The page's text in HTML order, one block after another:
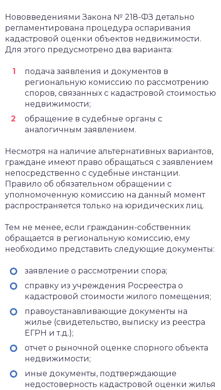
Нововведениями Закона № 218-ФЗ детально
регламентирована процедура оспаривания
кадастровой оценки объектов недвижимости.
Для этого предусмотрено два варианта:
подача заявления и документов в
региональную комиссию по рассмотрению
споров, связанных с кадастровой стоимостью
недвижимости;
обращение в судебные органы с
аналогичным заявлением.
Несмотря на наличие альтернативных вариантов,
граждане имеют право обращаться с заявлением
непосредственно с судебные инстанции.
Правило об обязательном обращении с
уполномоченную комиссию на данный момент
распространяется только на юридических лиц.
Тем не менее, если гражданин-собственник
обращается в региональную комиссию, ему
необходимо представить следующие документы:
заявление о рассмотрении спора;
справку из учреждения Росреестра о
кадастровой стоимости жилого помещения;
правоустанавливающие документы на
жилье (свидетельство, выписку из реестра
ЕГРН и т.д.);
отчет о рыночной оценке спорного объекта
недвижимости;
иные документы, подтверждающие
недостоверность кадастровой оценки жилья